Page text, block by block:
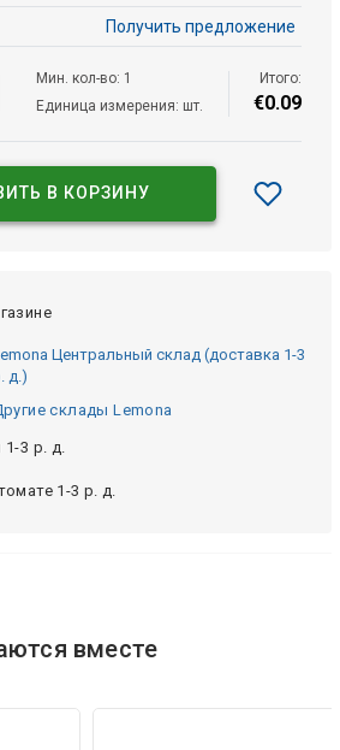
Получить предложение
Мин. кол-во: 1
Единица измерения: шт.
Итого:
€0.09
В КОРЗИНУ
Центральный склад (доставка 1-3
д.)
склады Lemona
3 р. д.
1-3 р. д.
вместе